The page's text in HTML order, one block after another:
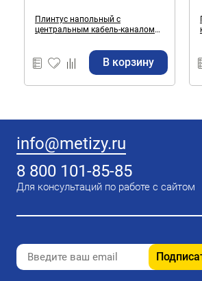
Плинтус напольный с
центральным кабель-каналом
В корзину
info@metizy.ru
8 800 101-85-85
Для консультаций по работе с сайтом